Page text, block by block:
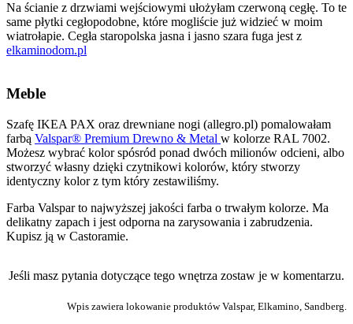
Na ścianie z drzwiami wejściowymi ułożyłam czerwoną cegłę. To te
same płytki cegłopodobne, które mogliście już widzieć w moim
wiatrołapie. Cegła staropolska jasna i jasno szara fuga jest z
elkaminodom.pl
Meble
Szafę IKEA PAX oraz drewniane nogi (allegro.pl) pomalowałam
farbą Valspar® Premium Drewno & Metal w kolorze RAL 7002.
Możesz wybrać kolor spósród ponad dwóch milionów odcieni, albo
stworzyć własny dzięki czytnikowi kolorów, który stworzy
identyczny kolor z tym który zestawiliśmy.
Farba Valspar to najwyższej jakości farba o trwałym kolorze. Ma
delikatny zapach i jest odporna na zarysowania i zabrudzenia.
Kupisz ją w Castoramie.
Jeśli masz pytania dotyczące tego wnętrza zostaw je w komentarzu.
Wpis zawiera lokowanie produktów Valspar, Elkamino, Sandberg.